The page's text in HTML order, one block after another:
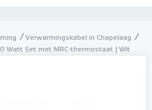
Verwarmingskabel in Chapelaag
Watt Set met MRC-thermostaat | Wit